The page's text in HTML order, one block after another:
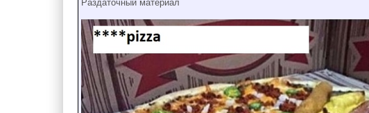
Раздаточный материал